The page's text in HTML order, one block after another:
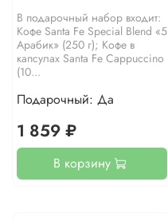
В подарочный набор входит:
Кофе Santa Fe Special Blend «5
Арабик» (250 г); Кофе в
капсулах Santa Fe Cappuccino
(10...
Подарочный: Да
1 859 ₽
В корзину